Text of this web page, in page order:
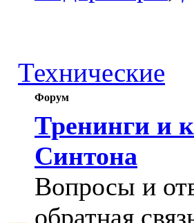
Технические
Форум
Тренинги и
Синтона
Вопросы и
обратная